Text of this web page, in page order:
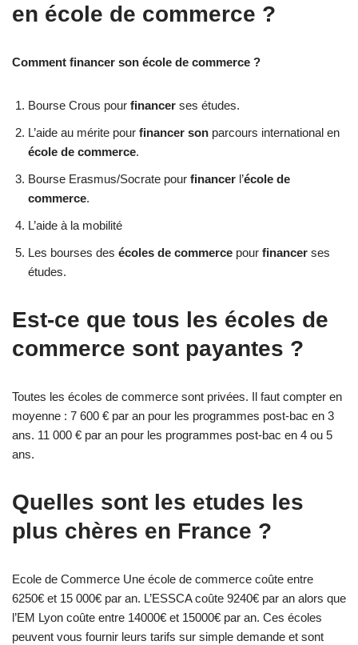
en école de commerce ?
Comment financer son école de commerce ?
Bourse Crous pour financer ses études.
L’aide au mérite pour financer son parcours international en
école de commerce.
Bourse Erasmus/Socrate pour financer l’école de
commerce.
L’aide à la mobilité
Les bourses des écoles de commerce pour financer ses
études.
Est-ce que tous les écoles de
commerce sont payantes ?
Toutes les écoles de commerce sont privées. Il faut compter en
moyenne : 7 600 € par an pour les programmes post-bac en 3
ans. 11 000 € par an pour les programmes post-bac en 4 ou 5
ans.
Quelles sont les etudes les
plus chères en France ?
Ecole de Commerce Une école de commerce coûte entre
6250€ et 15 000€ par an. L’ESSCA coûte 9240€ par an alors que
l’EM Lyon coûte entre 14000€ et 15000€ par an. Ces écoles
peuvent vous fournir leurs tarifs sur simple demande et sont